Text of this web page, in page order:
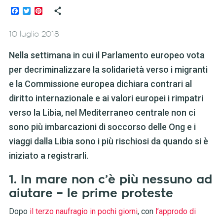
Facebook
TwitterPinterest
10 luglio 2018
Nella settimana in cui il Parlamento europeo vota
per decriminalizzare la solidarietà verso i migranti
e la Commissione europea dichiara contrari al
diritto internazionale e ai valori europei i rimpatri
verso la Libia, nel Mediterraneo centrale non ci
sono più imbarcazioni di soccorso delle Ong e i
viaggi dalla Libia sono i più rischiosi da quando si è
iniziato a registrarli.
1. In mare non c’è più nessuno ad
aiutare – le prime proteste
Dopo il terzo naufragio in pochi giorni, con l’approdo di